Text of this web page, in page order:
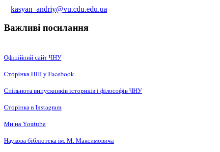
kasyan_andriy@vu.cdu.edu.ua
Важливі посилання
Офіційний сайт ЧНУ
Сторінка ННІ у Facebook
Спільнота випускників істориків і філософів ЧНУ
Сторінка в Instagram
Ми на Youtube
Наукова бібліотека ім. М. Максимовича